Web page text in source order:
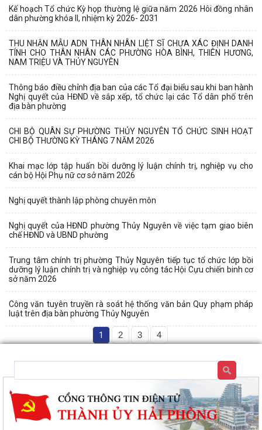
Kế hoạch Tổ chức Kỳ họp thường lệ giữa năm 2026 Hôi đồng nhân
dân phường khóa II, nhiệm kỳ 2026- 2031
THU NHẬN MẪU ADN THÂN NHÂN LIỆT SĨ CHƯA XÁC ĐỊNH DANH
TÍNH CHO THÂN NHÂN CÁC PHƯỜNG HÒA BÌNH, THIÊN HƯƠNG,
NAM TRIỆU VÀ THỦY NGUYÊN
Thông báo điều chỉnh địa ban của các Tổ đại biểu sau khi ban hành
Nghị quyết của HĐND về sắp xếp, tổ chức lại các Tổ dân phố trên
địa bàn phường
CHI BỘ QUÂN SỰ PHƯỜNG THỦY NGUYÊN TỔ CHỨC SINH HOẠT
CHI BỘ THƯỜNG KỲ THÁNG 7 NĂM 2026
Khai mạc lớp tập huấn bồi dưỡng lý luận chính trị, nghiệp vụ cho
cán bộ Hội Phụ nữ cơ sở năm 2026
Nghị quyết thành lập phòng chuyên môn
Nghị quyết của HĐND phường Thủy Nguyên về việc tạm giao biên
chế HĐND và UBND phường
Trung tâm chính trị phường Thủy Nguyên tiếp tục tổ chức lớp bồi
dưỡng lý luận chính trị và nghiệp vụ công tác Hội Cựu chiến binh cơ
sở năm 2026
Công văn tuyên truyền rà soát hệ thống văn bản Quy phạm pháp
luật trên địa bàn phường Thủy Nguyên
1 2 3 4